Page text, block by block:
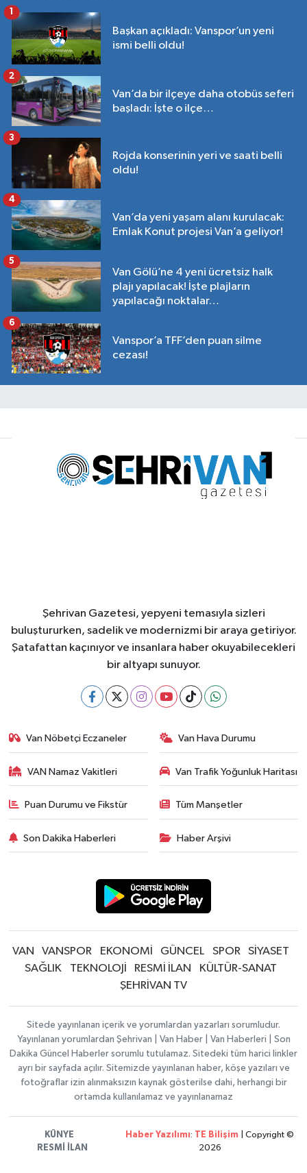
Başkan açıkladı: Vanspor’un yeni
ismi belli oldu!
1
Van’da bir ilçeye daha otobüs seferi
başladı: İşte o ilçe…
2
Rojda konserinin yeri ve saati belli
oldu!
3
Van’da yeni yaşam alanı kurulacak:
Emlak Konut projesi Van’a geliyor!
4
Van Gölü’ne 4 yeni ücretsiz halk
plajı yapılacak! İşte plajların
yapılacağı noktalar…
5
Vanspor’a TFF’den puan silme
cezası!
6
Şehrivan Gazetesi, yepyeni temasıyla sizleri
buluştururken, sadelik ve modernizmi bir araya getiriyor.
Şatafattan kaçınıyor ve insanlara haber okuyabilecekleri
bir altyapı sunuyor.
Van Nöbetçi Eczaneler Van Hava Durumu
VAN Namaz Vakitleri Van Trafik Yoğunluk Haritası
Puan Durumu ve Fikstür Tüm Manşetler
Son Dakika Haberleri Haber Arşivi
VAN VANSPOR EKONOMİ GÜNCEL SPOR
SİYASET
SAĞLIK
TEKNOLOJİ RESMİ İLAN
KÜLTÜR-SANAT
ŞEHRİVAN TV
Sitede yayınlanan içerik ve yorumlardan yazarları sorumludur.
Yayınlanan yorumlardan Şehrivan | Van Haber | Van Haberleri | Son
Dakika Güncel Haberler sorumlu tutulamaz. Sitedeki tüm harici linkler
ayrı bir sayfada açılır. Sitemizde yayınlanan haber, köşe yazıları ve
fotoğraflar izin alınmaksızın kaynak gösterilse dahi, herhangi bir
ortamda kullanılamaz ve yayınlanamaz
KÜNYE
RESMİ İLAN
Haber Yazılımı: TE Bilişim | Copyright ©
2026